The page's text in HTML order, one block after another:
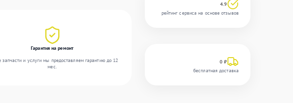
Гарантия на ремонт
запчасти и услуги мы предоставляем гарантию до 12
мес.
4.9
рейтинг сервиса на основе отзывов
0 ₽
бесплатная доставка